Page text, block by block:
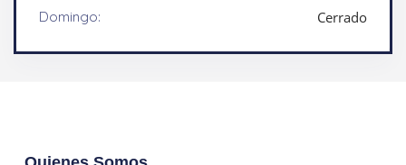
Domingo: Cerrado